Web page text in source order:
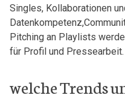
Singles, ⁤Kollaborationen
Pitching an⁤ Playlists
für Profil und⁤ Pressearbeit.
welche Trends​